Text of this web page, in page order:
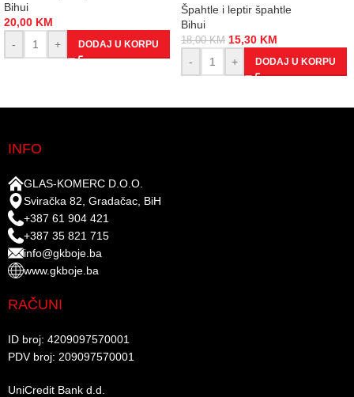
Bihui
20,00 KM
-
+ DODAJ U KORPU
Špahtle i leptir špahtle
Bihui
18,00KM 15,30 KM
-
+ DODAJ U KORPU
INFO
GLAS-KOMERC D.O.O.
Sviračka 82, Gradačac, BiH
+387 61 904 421
+387 35 821 715
info@gkboje.ba
www.gkboje.ba
RAČUNI
ID broj: 4209097570001​
PDV broj: 209097570001 ​
UniCredit Bank d.d.​